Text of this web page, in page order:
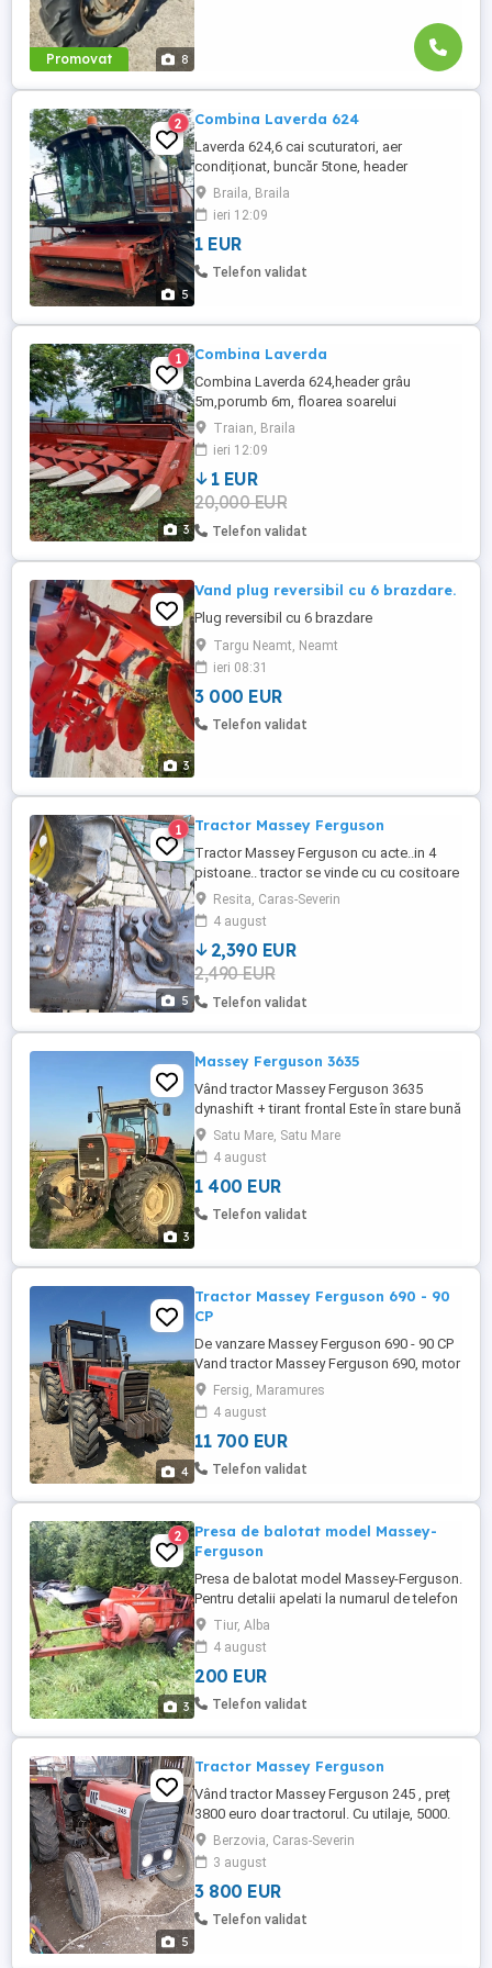
Promovat 8
5
2 Combina Laverda 624
Laverda 624,6 cai scuturatori, aer
condiționat, buncăr 5tone, header
porumb, floarea-soarelui, grau. Stare bună
de funcționare.
Braila, Braila
ieri 12:09
1 EUR
Telefon validat
3
1 Combina Laverda
Combina Laverda 624,header grâu
5m,porumb 6m, floarea soarelui
6m,bunker 5tone,ore lucru 2600 ore,6 cai
Stare foarte buna de funcționare.
Traian, Braila
ieri 12:09
1 EUR
20,000 EUR
Telefon validat
3
Vand plug reversibil cu 6 brazdare.
Plug reversibil cu 6 brazdare
Targu Neamt, Neamt
ieri 08:31
3 000 EUR
Telefon validat
5
1 Tractor Massey Ferguson
Tractor Massey Ferguson cu acte..in 4
pistoane.. tractor se vinde cu cu cositoare
cu 2 lame de 1.6 metri și cu cupa in
tiranții..preț 2390 e doar cash
Resita, Caras-Severin
4 august
2,390 EUR
2,490 EUR
Telefon validat
3
Massey Ferguson 3635
Vând tractor Massey Ferguson 3635
dynashift + tirant frontal Este în stare bună
de funcționare pentru mai multe detalii la
nr de telefon
Satu Mare, Satu Mare
4 august
1 400 EUR
Telefon validat
4
Tractor Massey Ferguson 690 - 90
CP
De vanzare Massey Ferguson 690 - 90 CP
Vand tractor Massey Ferguson 690, motor
Perkins, in stare buna de functionare, bine
intretinut si pregatit de lucru. Motor
puternic si fiabil 90 CP Cauciucuri aproape
noi fata si spate Contragreutati de 160kg
Porneste si functioneaza fara probleme
Fersig, Maramures
4 august
11 700 EUR
Telefon validat
3
2
Presa de balotat model Massey-
Ferguson
Presa de balotat model Massey-Ferguson.
Pentru detalii apelati la numarul de telefon
din anunt.
Tiur, Alba
4 august
200 EUR
Telefon validat
5
Tractor Massey Ferguson
Vând tractor Massey Ferguson 245 , preț
3800 euro doar tractorul. Cu utilaje, 5000.
Mai multe detalii la telefon
Berzovia, Caras-Severin
3 august
3 800 EUR
Telefon validat